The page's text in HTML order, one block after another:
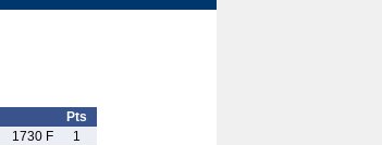
Pts
1730 F
1